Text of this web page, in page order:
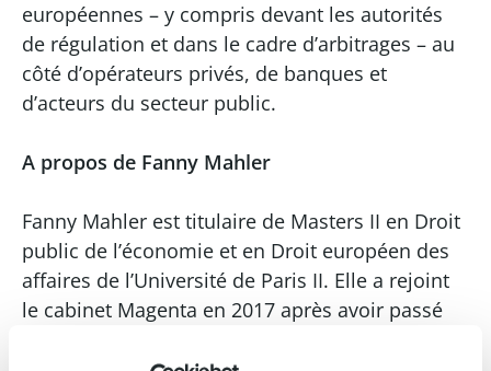
européennes – y compris devant les autorités
de régulation et dans le cadre d’arbitrages – au
côté d’opérateurs privés, de banques et
d’acteurs du secteur public.
A propos de Fanny Mahler
Fanny Mahler est titulaire de Masters II en Droit
public de l’économie et en Droit européen des
affaires de l’Université de Paris II. Elle a rejoint
le cabinet Magenta en 2017 après avoir passé